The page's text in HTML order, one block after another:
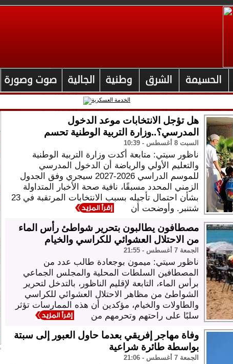
هل تؤجل الانتخابات موعد الدخول
المدرسي؟..وزارة التربية الوطنية تحسم
السبت 8 أغسطس - 10:39
ناظور سيتي: متابعة أكدت وزارة التربية الوطنية
والتعليم الأولي والرياضة أن الدخول المدرسي
للموسم الدراسي 2026-2027 سيجري وفق الجدول
الزمني المحدد مسبقًا، نافية صحة الأخبار المتداولة
بشأن احتمال تأجيله بسبب الانتخابات المرتقبة في 23
شتنبر. وأوضحت أن
مصطافون يطالبون بتحرير شواطئ رأس الماء
من الاحتلال العشوائي للكراسي والخيام
الجمعة 7 أغسطس - 21:55
ناظور سيتي: ميمون بوجعادة طالب عدد من
المصطافين السلطات المحلية والمجلس الجماعي
برأس الماء، التابعة لإقليم الناظور، بالتدخل لتحرير
الشواطئ من مظاهر الاحتلال العشوائي للكراسي
والطاولات والخيام، مؤكدين أن هذه الممارسات تؤثر
سلبًا على راحتهم وتحرمهم من
وفاة مهاجر إفريقي بعدما حاول العبور إلى سبتة
بواسطة طائرة شراعية
الجمعة 7 أغسطس - 21:06